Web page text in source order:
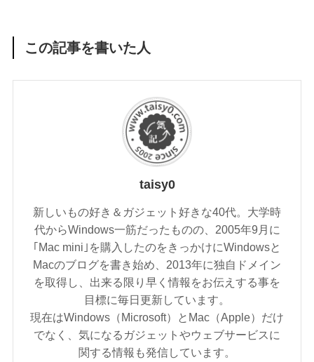
この記事を書いた人
taisy0
新しいもの好き＆ガジェット好きな40代。大学時
代からWindows一筋だったものの、2005年9月に
｢Mac mini｣を購入したのをきっかけにWindowsと
Macのブログを書き始め、2013年に独自ドメイン
を取得し、出来る限り早く情報をお伝えする事を
目標に毎日更新しています。
現在はWindows（Microsoft）とMac（Apple）だけ
でなく、気になるガジェットやウェブサービスに
関する情報も発信しています。